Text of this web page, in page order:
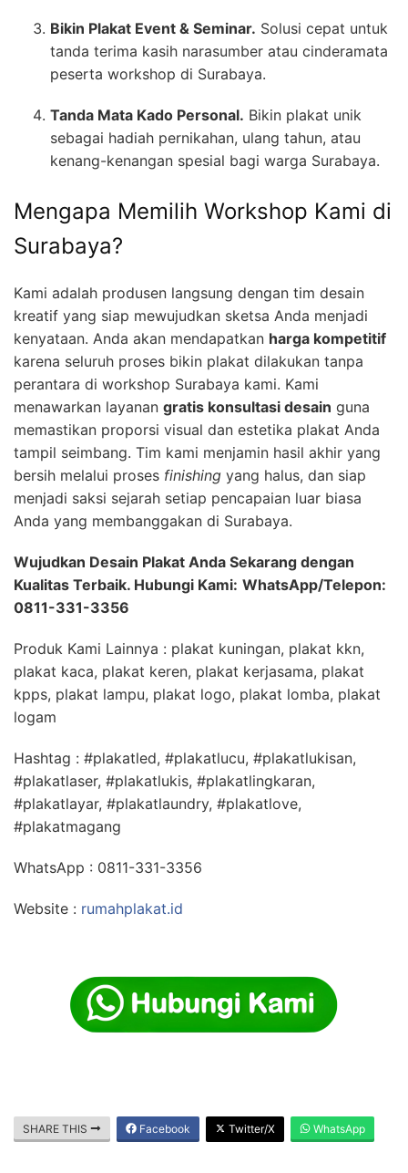
Bikin Plakat Event & Seminar. Solusi cepat untuk
tanda terima kasih narasumber atau cinderamata
peserta workshop di Surabaya.
Tanda Mata Kado Personal. Bikin plakat unik
sebagai hadiah pernikahan, ulang tahun, atau
kenang-kenangan spesial bagi warga Surabaya.
Mengapa Memilih Workshop Kami di
Surabaya?
Kami adalah produsen langsung dengan tim desain
kreatif yang siap mewujudkan sketsa Anda menjadi
kenyataan. Anda akan mendapatkan harga kompetitif
karena seluruh proses bikin plakat dilakukan tanpa
perantara di workshop Surabaya kami. Kami
menawarkan layanan gratis konsultasi desain guna
memastikan proporsi visual dan estetika plakat Anda
tampil seimbang. Tim kami menjamin hasil akhir yang
bersih melalui proses finishing yang halus, dan siap
menjadi saksi sejarah setiap pencapaian luar biasa
Anda yang membanggakan di Surabaya.
Wujudkan Desain Plakat Anda Sekarang dengan
Kualitas Terbaik. Hubungi Kami: WhatsApp/Telepon:
0811-331-3356
Produk Kami Lainnya : plakat kuningan, plakat kkn,
plakat kaca, plakat keren, plakat kerjasama, plakat
kpps, plakat lampu, plakat logo, plakat lomba, plakat
logam
Hashtag : #plakatled, #plakatlucu, #plakatlukisan,
#plakatlaser, #plakatlukis, #plakatlingkaran,
#plakatlayar, #plakatlaundry, #plakatlove,
#plakatmagang
WhatsApp : 0811-331-3356
Website : rumahplakat.id
SHARE THIS Facebook Twitter/X WhatsApp